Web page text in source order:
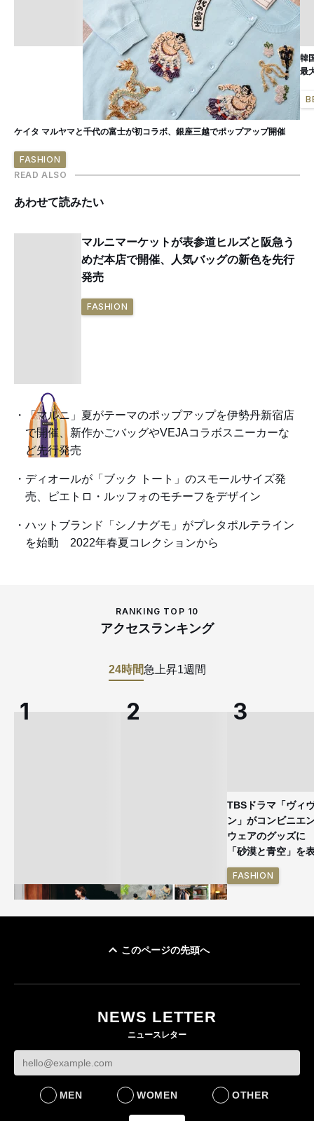
ケイタ マルヤマと千代の富士が初コラボ、銀座三越でポップアップ開催
FASHION
韓
最
READ ALSO
あわせて読みたい
マルニマーケットが表参道ヒルズと阪急う
めだ本店で開催、人気バッグの新色を先行
発売
FASHION
「マルニ」夏がテーマのポップアップを伊勢丹新宿店
で開催、新作かごバッグやVEJAコラボスニーカーな
ど先行発売
ディオールが「ブック トート」のスモールサイズ発
売、ピエトロ・ルッフォのモチーフをデザイン
ハットブランド「シノナグモ」がプレタポルテライン
を始動 2022年春夏コレクションから
RANKING TOP 10
アクセスランキング
24時間急上昇1週間
ケットなど7型を発売
FASHION
をラインナップ
LIFESTYLE
TBSドラマ「ヴィ
ン」がコンビニエ
ウェアのグッズ
「砂漠と青空」を
FASHION
このページの先頭へ
NEWS LETTER
ニュースレター
MEN WOMEN OTHER